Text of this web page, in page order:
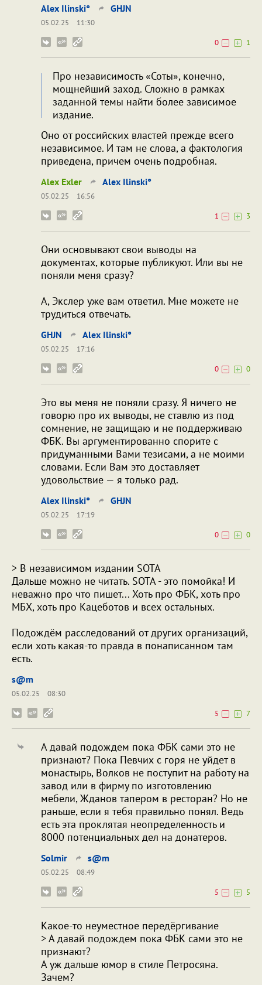
Alex Ilinski° GHJN
05.02.25
11:30
0
1
Про независимость «Соты», конечно,
мощнейший заход. Сложно в рамках
заданной темы найти более зависимое
издание.
Оно от российских властей прежде всего
независимое. И там не слова, а фактология
приведена, причем очень подробная.
Alex Exler Alex Ilinski°
05.02.25
16:56
1
3
Они основывают свои выводы на
документах, которые публикуют. Или вы не
поняли меня сразу?
А, Экслер уже вам ответил. Мне можете не
трудиться отвечать.
GHJN Alex Ilinski°
05.02.25
17:16
0
0
Это вы меня не поняли сразу. Я ничего не
говорю про их выводы, не ставлю из под
сомнение, не защищаю и не поддерживаю
ФБК. Вы аргументированно спорите с
придуманными Вами тезисами, а не моими
словами. Если Вам это доставляет
удовольствие — я только рад.
Alex Ilinski° GHJN
05.02.25
17:19
0
0
> В независимом издании SOTA
Дальше можно не читать. SOTA - это помойка! И
неважно про что пишет... Хоть про ФБК, хоть про
МБХ, хоть про Кацеботов и всех остальных.
Подождём расследований от других организаций,
если хоть какая-то правда в понаписанном там
есть.
s@m
05.02.25
08:30
5
7
А давай подождем пока ФБК сами это не
признают? Пока Певчих с горя не уйдет в
монастырь, Волков не поступит на работу на
завод или в фирму по изготовлению
мебели, Жданов тапером в ресторан? Но не
раньше, если я тебя правильно понял. Ведь
есть эта проклятая неопределенность и
8000 потенциальных дел на донатеров.
Solmir s@m
05.02.25
08:49
5
5
Какое-то неуместное передёргивание
> А давай подождем пока ФБК сами это не
признают?
А уж дальше юмор в стиле Петросяна.
Зачем?